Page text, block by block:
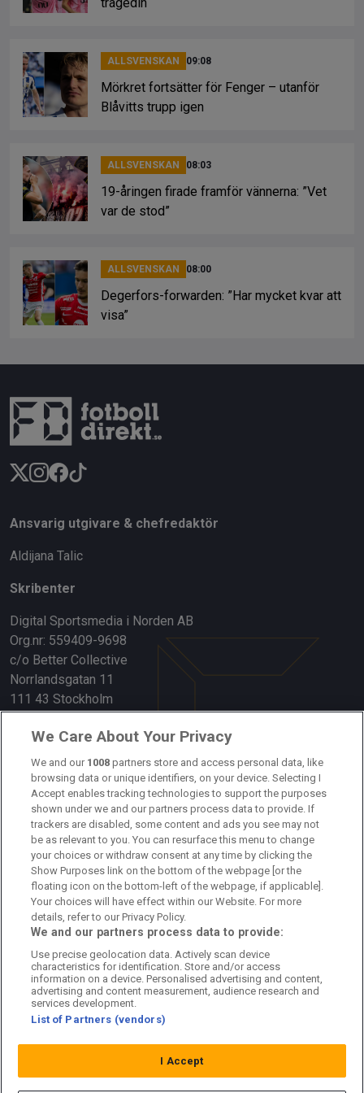
ALLSVENSKAN 09:08
Mörkret fortsätter för Fenger – utanför
Blåvitts trupp igen
ALLSVENSKAN 08:03
19-åringen firade framför vännerna: ”Vet
var de stod”
ALLSVENSKAN 08:00
Degerfors-forwarden: ”Har mycket kvar att
visa”
Ansvarig utgivare & chefredaktör
Aldijana Talic
Skribenter
Digital Sportsmedia i Norden AB
Org.nr: 559409-9698
c/o Better Collective
Norrlandsgatan 11
111 43 Stockholm
Länkar
Om oss
Kontakta oss
Kundtjänst
Sponsor: Rekatochklart
Annonsera på Fotbolldirekt
Redaktionell policy
Personuppgiftspolicy
Cookiepolicy
Arkiv
We Care About Your Privacy
We and our 1008 partners store and access personal data, like
browsing data or unique identifiers, on your device. Selecting I
Accept enables tracking technologies to support the purposes
shown under we and our partners process data to provide. If
trackers are disabled, some content and ads you see may not
be as relevant to you. You can resurface this menu to change
your choices or withdraw consent at any time by clicking the
Show Purposes link on the bottom of the webpage [or the
floating icon on the bottom-left of the webpage, if applicable].
Your choices will have effect within our Website. For more
details, refer to our Privacy Policy.
We and our partners process data to provide:
Use precise geolocation data. Actively scan device
characteristics for identification. Store and/or access
information on a device. Personalised advertising and content,
advertising and content measurement, audience research and
services development.
List of Partners (vendors)
I Accept